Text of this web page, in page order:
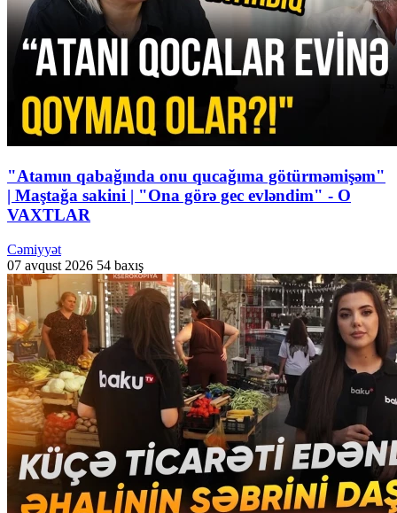
"Atamın qabağında onu qucağıma götürməmişəm"
| Maştağa sakini | "Ona görə gec evləndim" - O
VAXTLAR
Cəmiyyət
07 avqust 2026 54 baxış